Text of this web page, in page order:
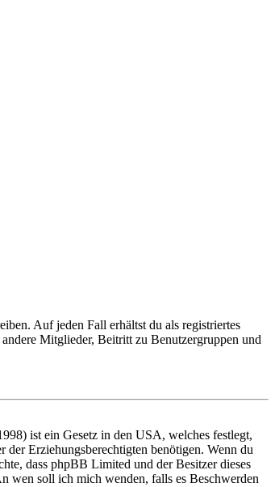
Auf jeden Fall erhältst du als registriertes
Mitglieder, Beitritt zu Benutzergruppen und
ist ein Gesetz in den USA, welches festlegt,
der Erziehungsberechtigten benötigen. Wenn du
dass phpBB Limited und der Besitzer dieses
wen soll ich mich wenden, falls es Beschwerden